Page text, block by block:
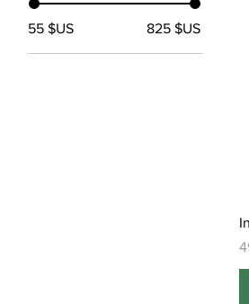
55 $US 825 $US